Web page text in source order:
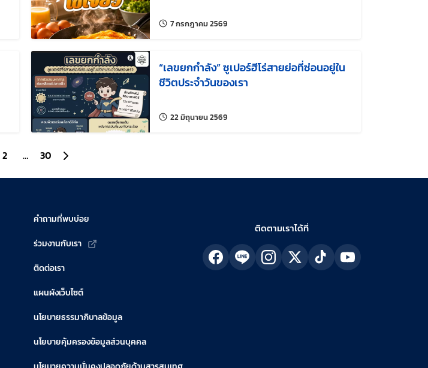
7 กรกฎาคม 2569
“เลขยกกำลัง” ซูเปอร์ฮีโร่สายย่อที่ซ่อนอยู่ใน
ชีวิตประจำวันของเรา
22 มิถุนายน 2569
2 … 30 ไปยังหน้าถัดไป
คำถามที่พบบ่อย
ร่วมงานกับเรา
ติดต่อเรา
แผนผังเว็บไซต์
นโยบายธรรมาภิบาลข้อมูล
นโยบายคุ้มครองข้อมูลส่วนบุคคล
ติดตามเราได้ที่